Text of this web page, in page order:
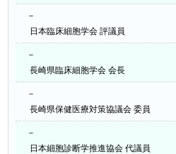
－
日本臨床細胞学会 評議員
－
長崎県臨床細胞学会 会長
－
長崎県保健医療対策協議会 委員
－
日本細胞診断学推進協会 代議員